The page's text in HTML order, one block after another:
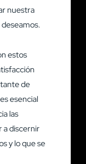
nuestra
estos
de
esencial
las
a discernir
y lo que se